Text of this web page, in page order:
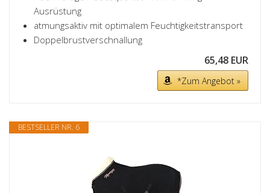
Ausrüstung
atmungsaktiv mit optimalem Feuchtigkeitstransport
Doppelbrustverschnallung
65,48 EUR
*Zum Angebot »
BESTSELLER NR. 6